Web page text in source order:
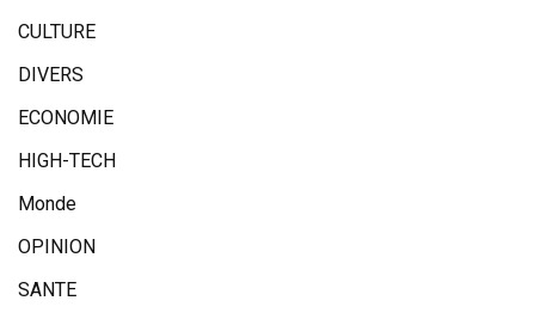
CULTURE
DIVERS
ECONOMIE
HIGH-TECH
Monde
OPINION
SANTE